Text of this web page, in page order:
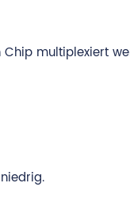
Chip multiplexiert